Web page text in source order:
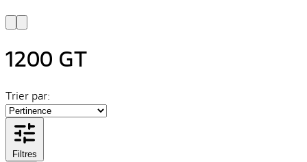
1200 GT
Trier par:
Filtres